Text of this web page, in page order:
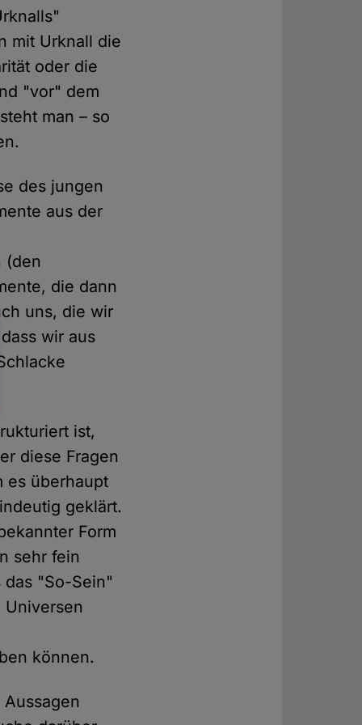
mit Urknall die
oder die
"vor" dem
man – so
des jungen
aus der
(den
die dann
uns, die wir
wir aus
ist,
diese Fragen
es überhaupt
geklärt.
Form
sehr fein
das "So-Sein"
können.